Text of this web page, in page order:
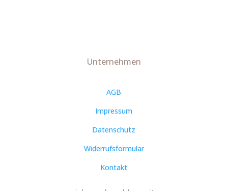
Unternehmen
AGB
Impressum
Datenschutz
Widerrufsformular
Kontakt